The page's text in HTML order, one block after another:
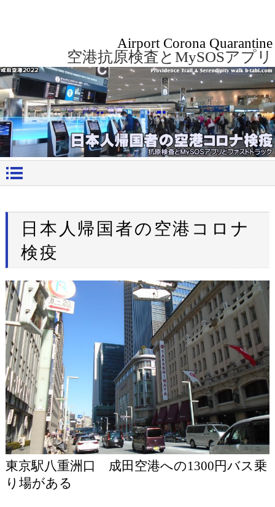
Airport Corona Quarantine
空港抗原検査とMySOSアプリ
日本人帰国者の空港コロナ
検疫
東京駅八重洲口 成田空港への1300円バス乗
り場がある